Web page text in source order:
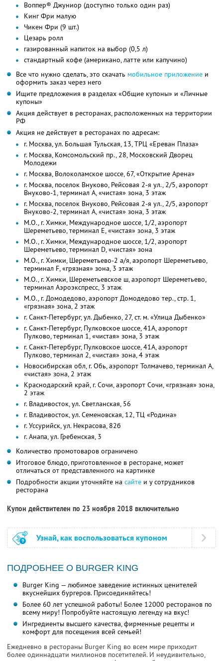
Воппер® Джуниор (доступно только один раз)
Кинг Фри малую
Чикен Фри (9 шт.)
Цезарь ролл
газированный напиток на выбор (0,5 л)
стандартный кофе (американо, латте или капучино)
Все что нужно сделать, это скачать мобильное приложение и
оформить заказ через него
Ищите предложения в разделах «Общие купоны» и «Личные
купоны»
Акция действует в ресторанах, расположенных на территории
РФ
Акция не действует в ресторанах по адресам:
г. Москва, ул. Большая Тульская, 13, ТРЦ «Ереван Плаза»
г. Москва, Комсомольский пр., 28, Московский Дворец
Молодежи
г. Москва, Волоколамское шоссе, 67, «Открытие Арена»
г. Москва, поселок Внуково, Рейсовая 2-я ул., 2/5, аэропорт
Внуково-1, терминал A, «чистая» зона, 3 этаж
г. Москва, поселок Внуково, Рейсовая 2-я ул., 2/5, аэропорт
Внуково-2, терминал A, «чистая» зона, 3 этаж
М.О., г. Химки, Международное шоссе, 1/2, аэропорт
Шереметьево, терминал E, «чистая» зона, 3 этаж
М.О., г. Химки, Международное шоссе, 1/2, аэропорт
Шереметьево, терминал D, «чистая» зона
М.О., г. Химки, Шереметьево-2 а/я, аэропорт Шереметьево,
терминал F, «грязная» зона, 3 этаж
М.О., г. Химки, Шереметьевское ш, аэропорт Шереметьево,
терминал Аэроэкспресс, 3 этаж
М.О., г. Домодедово, аэропорт Домодедово тер., стр. 1,
«грязная» зона, 2 этаж
г. Санкт-Петербург, ул. Дыбенко, 27, ст. м. «Улица Дыбенко»
г. Санкт-Петербург, Пулковское шоссе, 41А, аэропорт
Пулково, терминал 1, «чистая» зона, 3 этаж
г. Санкт-Петербург, Пулковское шоссе, 41А, аэропорт
Пулково, терминал 2, «чистая» зона, 4 этаж
Новосибирская обл, г. Обь, аэропорт Толмачево, терминал А,
«чистая» зона, 2 этаж
Краснодарский край, г. Сочи, аэропорт Сочи, «грязная» зона,
2 этаж
г. Владивосток, ул. Светланская, 56
г. Владивосток, ул. Семеновская, 12, ТЦ «Родина»
г. Уссурийск, ул. Некрасова, 82б
г. Анапа, ул. Гребенская, 3
Количество промотоваров ограничено
Итоговое блюдо, приготовленное в ресторане, может
отличаться от представленного на картинке
Подробности акции уточняйте на сайте и у сотрудников
ресторана
Купон действителен по 23 ноября 2018 включительно
Узнай, как воспользоваться купоном
ПОДРОБНЕЕ О BURGER KING
Burger King — любимое заведение истинных ценителей
вкуснейших бургеров. Присоединяйтесь!
Более 60 лет успешной работы! Более 12000 ресторанов по
всему миру! Попробуйте настоящую легенду на вкус!
Ингредиенты высшего качества, фирменные рецепты и
комфорт для посещения всей семьей!
Ежедневно в рестораны Burger King во всем мире приходит
более одиннадцати миллионов посетителей. И неудивительно,